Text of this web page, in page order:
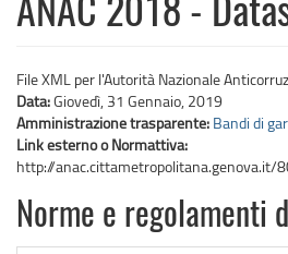
ANAC 2018 -
File XML per l'Autorità Nazionale
Data:Giovedì, 31 Gennaio, 2019
Amministrazione trasparente: Bandi di
Link esterno o Normattiva:
http://
Norme e regolamenti